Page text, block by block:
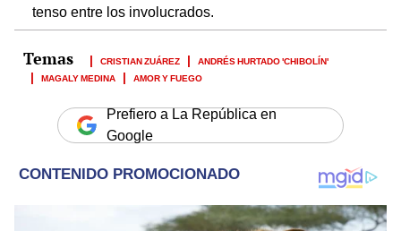
tenso entre los involucrados.
CRISTIAN ZUÁREZ
ANDRÉS HURTADO 'CHIBOLÍN'
MAGALY MEDINA
AMOR Y FUEGO
Prefiero a La República en
Google